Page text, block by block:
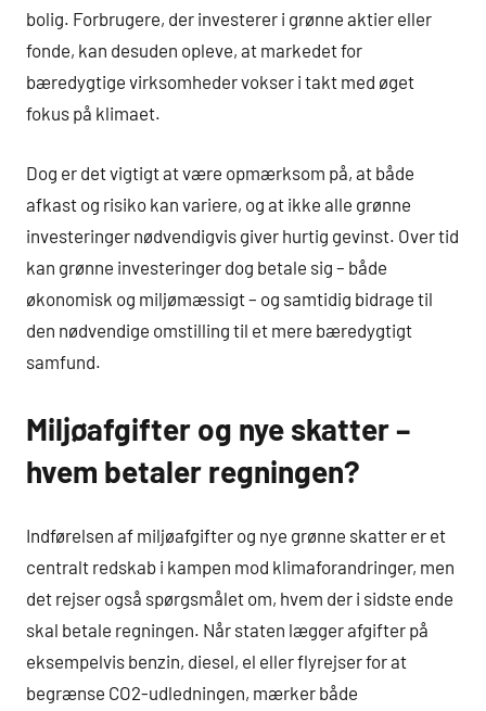
bolig. Forbrugere, der investerer i grønne aktier eller
fonde, kan desuden opleve, at markedet for
bæredygtige virksomheder vokser i takt med øget
fokus på klimaet.
Dog er det vigtigt at være opmærksom på, at både
afkast og risiko kan variere, og at ikke alle grønne
investeringer nødvendigvis giver hurtig gevinst. Over tid
kan grønne investeringer dog betale sig – både
økonomisk og miljømæssigt – og samtidig bidrage til
den nødvendige omstilling til et mere bæredygtigt
samfund.
Miljøafgifter og nye skatter –
hvem betaler regningen?
Indførelsen af miljøafgifter og nye grønne skatter er et
centralt redskab i kampen mod klimaforandringer, men
det rejser også spørgsmålet om, hvem der i sidste ende
skal betale regningen. Når staten lægger afgifter på
eksempelvis benzin, diesel, el eller flyrejser for at
begrænse CO2-udledningen, mærker både